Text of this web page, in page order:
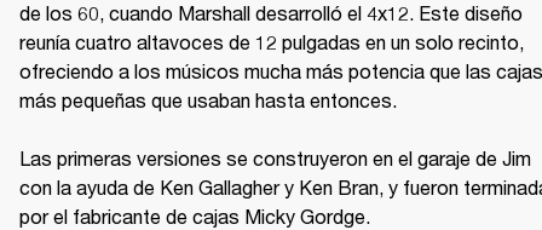
de los 60, cuando Marshall desarrolló el 4x12. Este diseño
reunía cuatro altavoces de 12 pulgadas en un solo recinto,
ofreciendo a los músicos mucha más potencia que las cajas
más pequeñas que usaban hasta entonces.
Las primeras versiones se construyeron en el garaje de Jim
con la ayuda de Ken Gallagher y Ken Bran, y fueron
por el fabricante de cajas Micky Gordge.